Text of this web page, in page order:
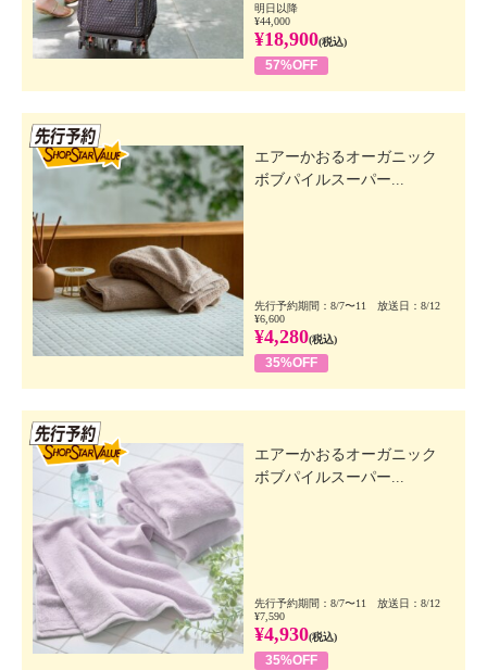
明日以降
¥44,000
¥18,900(税込)
57%OFF
エアーかおるオーガニック
ボブパイルスーパー...
先行予約期間：8/7〜11 放送日：8/12
¥6,600
¥4,280(税込)
35%OFF
エアーかおるオーガニック
ボブパイルスーパー...
先行予約期間：8/7〜11 放送日：8/12
¥7,590
¥4,930(税込)
35%OFF